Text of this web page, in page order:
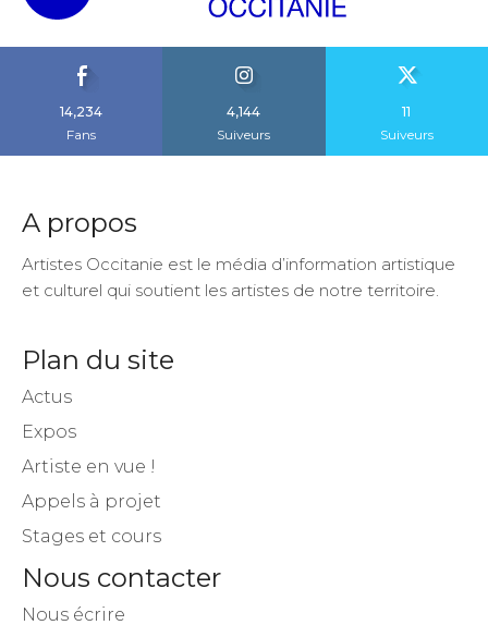
14,234
Fans
4,144
Suiveurs
11
Suiveurs
A propos
Artistes Occitanie est le média d’information artistique
et culturel qui soutient les artistes de notre territoire.
Plan du site
Actus
Expos
Artiste en vue !
Appels à projet
Stages et cours
Nous contacter
Nous écrire